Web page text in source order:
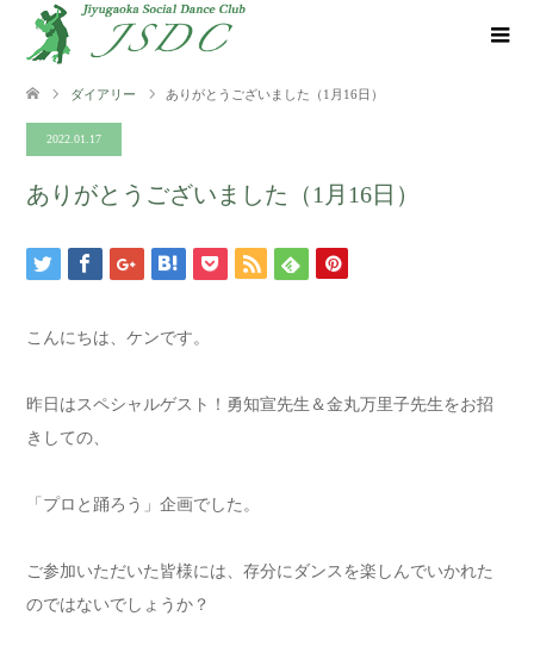
ダイアリー ありがとうございました（1月16日）
2022.01.17
ありがとうございました（1月16日）
こんにちは、ケンです。
昨日はスペシャルゲスト！勇知宣先生＆金丸万里子先生をお招
きしての、
「プロと踊ろう」企画でした。
ご参加いただいた皆様には、存分にダンスを楽しんでいかれた
のではないでしょうか？